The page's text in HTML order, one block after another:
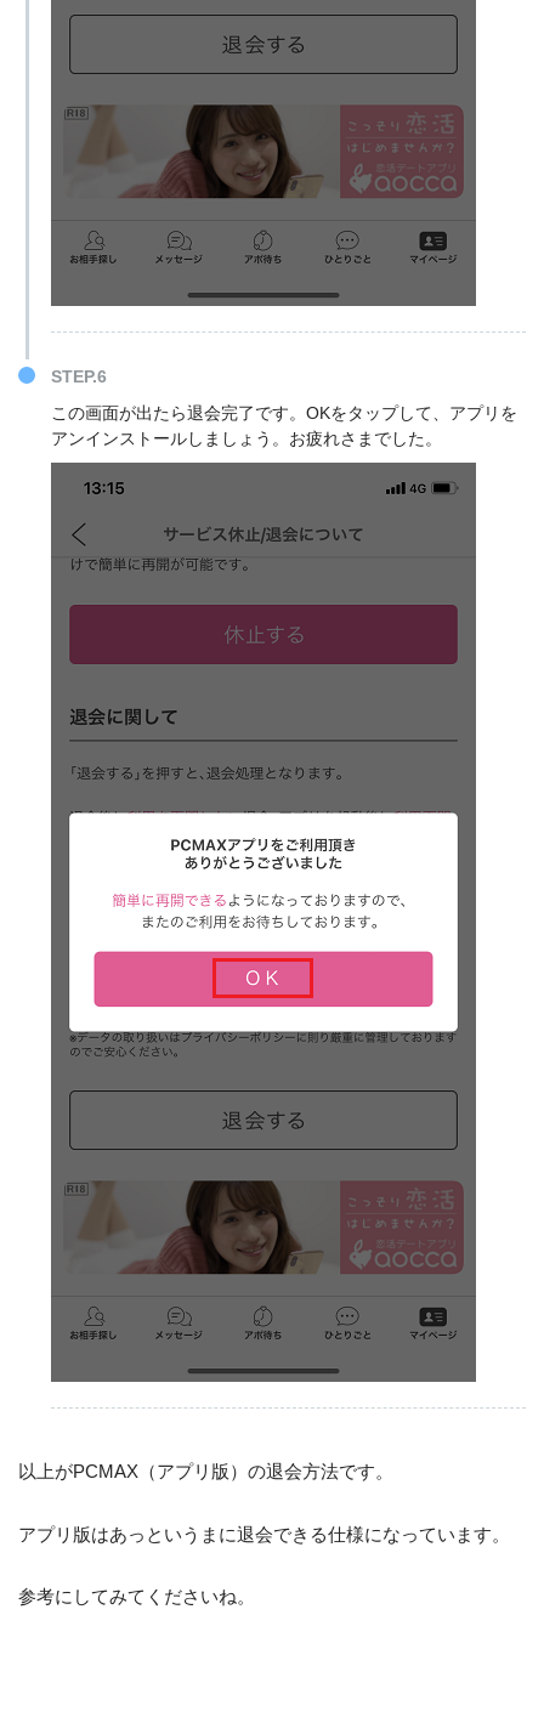
STEP.6
この画面が出たら退会完了です。OKをタップして、アプリを
アンインストールしましょう。お疲れさまでした。
以上がPCMAX（アプリ版）の退会方法です。
アプリ版はあっというまに退会できる仕様になっています。
参考にしてみてくださいね。